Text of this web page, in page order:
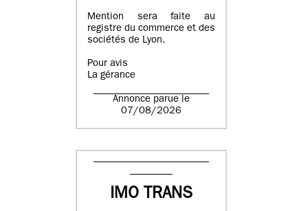
Mention sera faite au
registre du commerce et des
sociétés de Lyon.
Pour avis
La gérance
Annonce parue le
07/08/2026
IMO TRANS